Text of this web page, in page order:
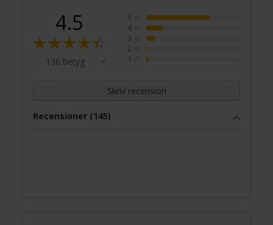
4.5
136 betyg
5
4
3
2
1
Skriv recension
Recensioner (145)